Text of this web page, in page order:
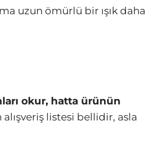
uzun ömürlü bir ışık daha
okur, hatta ürünün
alışveriş listesi bellidir, asla